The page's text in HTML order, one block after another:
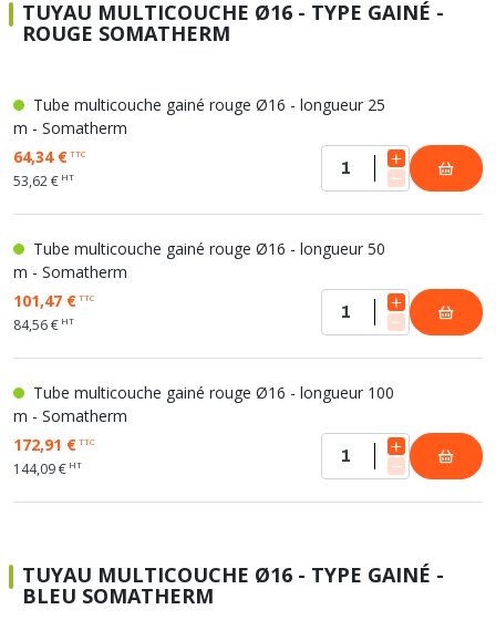
TUYAU MULTICOUCHE Ø16 - TYPE GAINÉ -
ROUGE SOMATHERM
Tube multicouche gainé rouge Ø16 - longueur 25
m - Somatherm
64,34 €TTC
53,62 € HT
Tube multicouche gainé rouge Ø16 - longueur 50
m - Somatherm
101,47 €TTC
84,56 € HT
Tube multicouche gainé rouge Ø16 - longueur 100
m - Somatherm
172,91 €TTC
144,09 € HT
TUYAU MULTICOUCHE Ø16 - TYPE GAINÉ -
BLEU SOMATHERM